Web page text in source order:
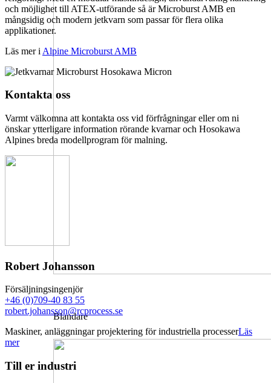
Blandare
och möjlighet till ATEX-utförande så är Microburst AMB en
mångsidig och modern jetkvarn som passar för flera olika
applikationer.
Läs mer i Alpine Microburst AMB
Kontakta oss
Varmt välkomna att kontakta oss vid förfrågningar eller om ni
önskar ytterligare information rörande kvarnar och Hosokawa
Alpines breda modellprogram för malning.
Robert Johansson
Försäljningsingenjör
+46 (0)709-40 83 55
robert.johansson@rcprocess.se
Maskiner, anläggningar projektering för industriella processerLäs
mer
Till er industri